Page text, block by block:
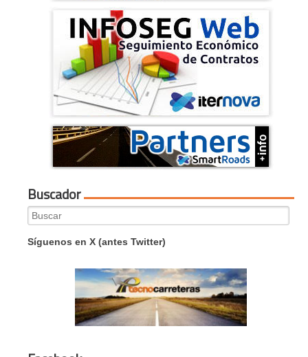
Buscador
Search
for:
Síguenos en X (antes Twitter)